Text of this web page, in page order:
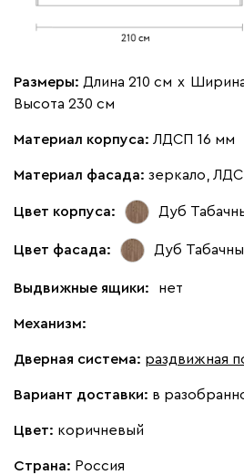
Размеры: Длина 210 см х
Высота 230 см
Материал корпуса: ЛДСП 16 мм
Материал фасада: зеркало,
Цвет корпуса: Дуб
Цвет фасада: Дуб
Выдвижные ящики: нет
Механизм:
Дверная система: раздвижная
Вариант доставки: в
Цвет: коричневый
Страна: Россия